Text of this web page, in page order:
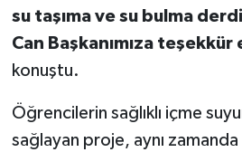
su taşıma ve su bulma
Can Başkanımıza
konuştu.
Öğrencilerin sağlıklı içme
sağlayan proje, aynı zamanda